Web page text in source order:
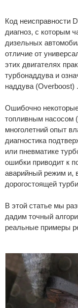
Код неисправности
диагноз, с которым
дизельных
отличие от
этих двигателях
турбонаддува и
наддува (Overboost) .
Ошибочно
топливным насосом
многолетний опыт
диагностика
или пневматике
ошибки приводит к
аварийный режим и,
дорогостоящей
В этой статье мы
дадим точный
реальные примеры